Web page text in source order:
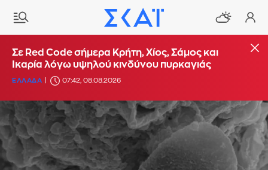
Σε Red Code σήμερα Κρήτη, Χίος, Σάμος και
Ικαρία λόγω υψηλού κινδύνου πυρκαγιάς
ΕΛΛΑΔΑ 07:42, 08.08.2026